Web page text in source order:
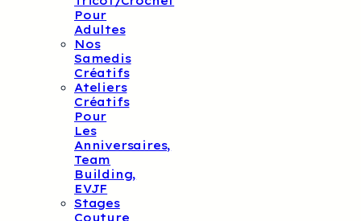
Pour
Adultes
Nos
Samedis
Créatifs
Ateliers
Créatifs
Pour
Les
Anniversaires,
Team
Building,
EVJF
Stages
Couture